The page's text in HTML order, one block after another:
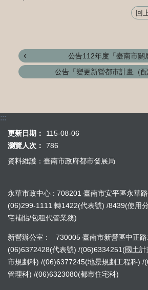
回
公告112年度「臺南市關
公告「變更新營都市計畫（配
:::
更新日期：
115-08-06
瀏覽人次：
786
資料維護：臺南市政府都市發展局
永華市政中心 : 708201 臺南市安平區永華
(06)299-1111 轉1422(代表號) /8439(使用
宅補貼/包租代管業務)
新營辦公室 : 730005 臺南市新營區中正
(06)6372428(代表號) /(06)6334251(國土
市規劃科) /(06)6377245(地景規劃工程科) /
管理科) /(06)6323080(都市住宅科)